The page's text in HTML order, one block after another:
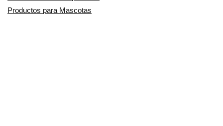
Productos para Mascotas